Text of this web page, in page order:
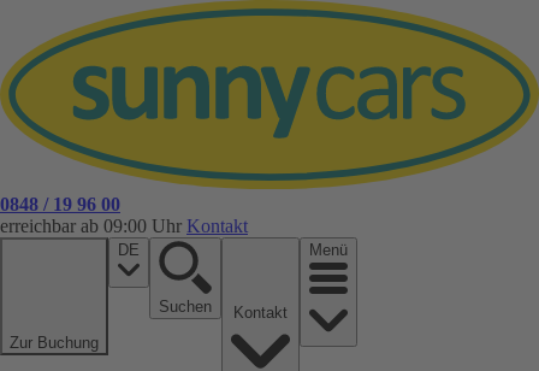
0848 / 19 96 00
erreichbar ab 09:00 Uhr Kontakt
Zur Buchung
DE
Suchen
Menü